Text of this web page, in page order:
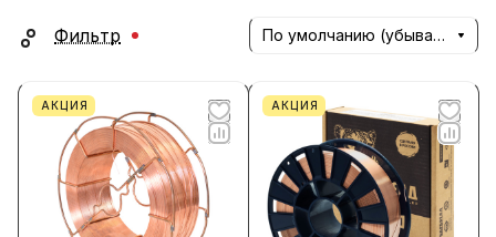
Фильтр По умолчанию (убывание)
АКЦИЯ АКЦИЯ